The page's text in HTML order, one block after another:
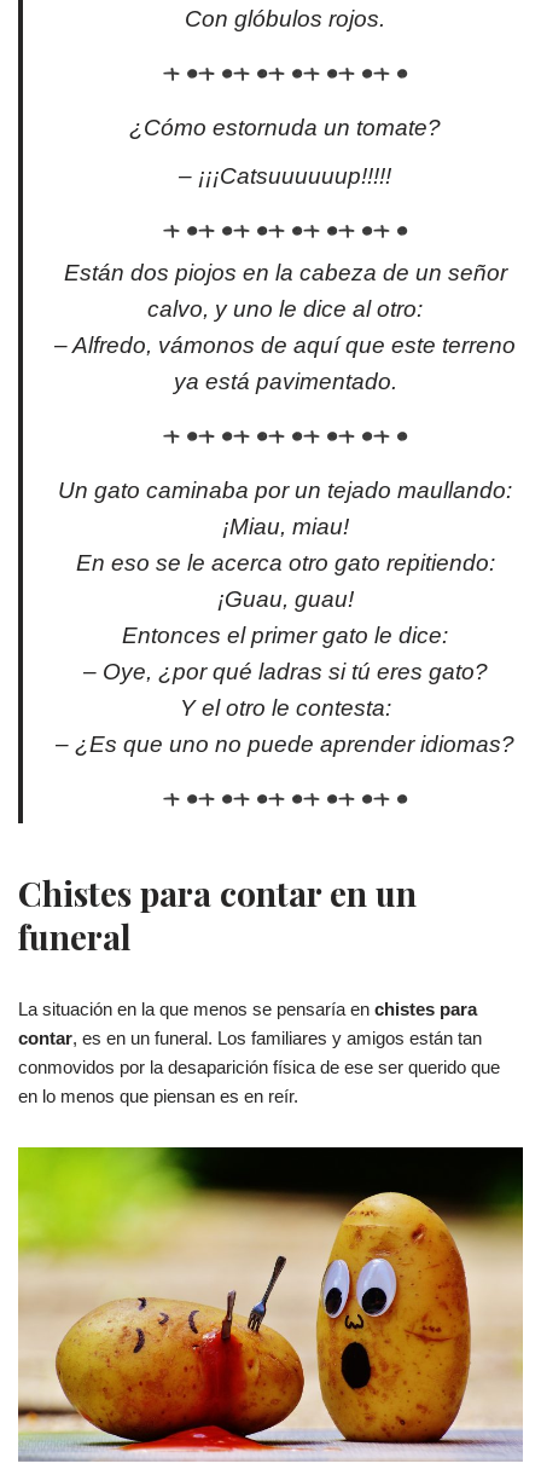
Con glóbulos rojos.
¿Cómo estornuda un tomate?
– ¡¡¡Catsuuuuuup!!!!!
Están dos piojos en la cabeza de un señor
calvo, y uno le dice al otro:
– Alfredo, vámonos de aquí que este terreno
ya está pavimentado.
Un gato caminaba por un tejado maullando:
¡Miau, miau!
En eso se le acerca otro gato repitiendo:
¡Guau, guau!
Entonces el primer gato le dice:
– Oye, ¿por qué ladras si tú eres gato?
Y el otro le contesta:
– ¿Es que uno no puede aprender idiomas?
Chistes para contar en un
funeral
La situación en la que menos se pensaría en chistes para
contar, es en un funeral. Los familiares y amigos están tan
conmovidos por la desaparición física de ese ser querido que
en lo menos que piensan es en reír.